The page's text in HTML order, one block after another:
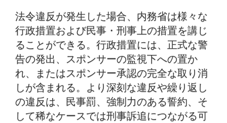
法令違反が発生した場合、内務省は様々な
行政措置および民事・刑事上の措置を講じ
ることができる。行政措置には、正式な警
告の発出、スポンサーの監視下への置か
れ、またはスポンサー承認の完全な取り消
しが含まれる。より深刻な違反や繰り返し
の違反は、民事罰、強制力のある誓約、そ
して稀なケースでは刑事訴追につながる可